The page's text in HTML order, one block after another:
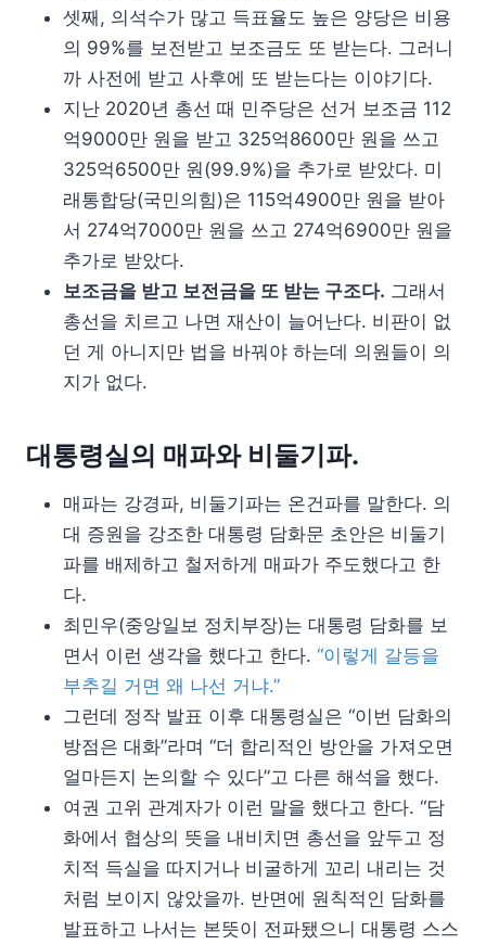
셋째, 의석수가 많고 득표율도 높은 양당은 비용
의 99%를 보전받고 보조금도 또 받는다. 그러니
까 사전에 받고 사후에 또 받는다는 이야기다.
지난 2020년 총선 때 민주당은 선거 보조금 112
억9000만 원을 받고 325억8600만 원을 쓰고
325억6500만 원(99.9%)을 추가로 받았다. 미
래통합당(국민의힘)은 115억4900만 원을 받아
서 274억7000만 원을 쓰고 274억6900만 원을
추가로 받았다.
보조금을 받고 보전금을 또 받는 구조다. 그래서
총선을 치르고 나면 재산이 늘어난다. 비판이 없
던 게 아니지만 법을 바꿔야 하는데 의원들이 의
지가 없다.
대통령실의 매파와 비둘기파.
매파는 강경파, 비둘기파는 온건파를 말한다. 의
대 증원을 강조한 대통령 담화문 초안은 비둘기
파를 배제하고 철저하게 매파가 주도했다고 한
다.
최민우(중앙일보 정치부장)는 대통령 담화를 보
면서 이런 생각을 했다고 한다. “이렇게 갈등을
부추길 거면 왜 나선 거냐.”
그런데 정작 발표 이후 대통령실은 “이번 담화의
방점은 대화”라며 “더 합리적인 방안을 가져오면
얼마든지 논의할 수 있다”고 다른 해석을 했다.
여권 고위 관계자가 이런 말을 했다고 한다. “담
화에서 협상의 뜻을 내비치면 총선을 앞두고 정
치적 득실을 따지거나 비굴하게 꼬리 내리는 것
처럼 보이지 않았을까. 반면에 원칙적인 담화를
발표하고 나서는 본뜻이 전파됐으니 대통령 스스